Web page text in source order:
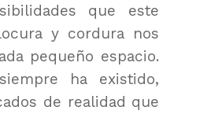
que este
y cordura nos
pequeño espacio.
ha existido,
de realidad que